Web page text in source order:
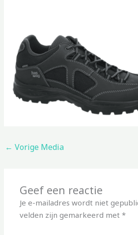
← Vorige Media
Geef een reactie
Je e-mailadres wordt niet
velden zijn gemarkeerd met*